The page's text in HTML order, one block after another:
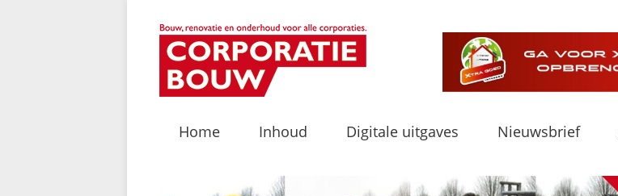
Home Inhoud Digitale uitgaves Nieuwsbrief